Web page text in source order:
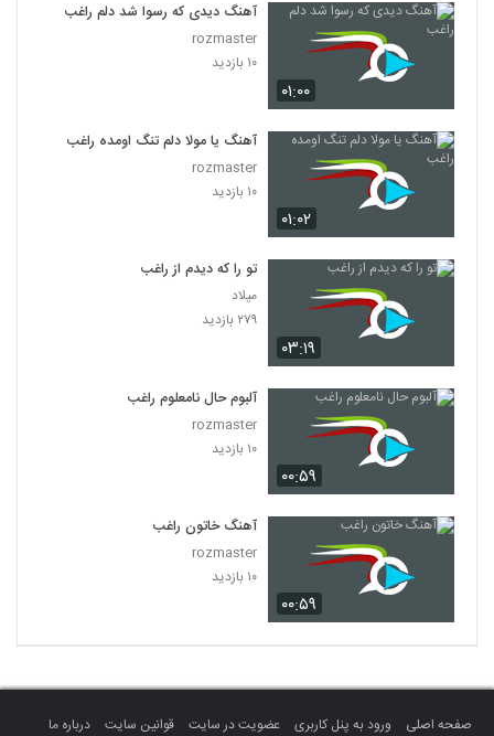
۰۱:۰۰
آهنگ دیدی که رسوا شد دلم راغب
rozmaster
۱۰ بازدید
۰۱:۰۲
آهنگ یا مولا دلم تنگ اومده راغب
rozmaster
۱۰ بازدید
۰۳:۱۹
تو را که دیدم از راغب
میلاد
۲۷۹ بازدید
۰۰:۵۹
آلبوم حال نامعلوم راغب
rozmaster
۱۰ بازدید
۰۰:۵۹
آهنگ خاتون راغب
rozmaster
۱۰ بازدید
صفحه اصلی ورود به پنل کاربری عضویت در سایت قوانین سایت درباره ما